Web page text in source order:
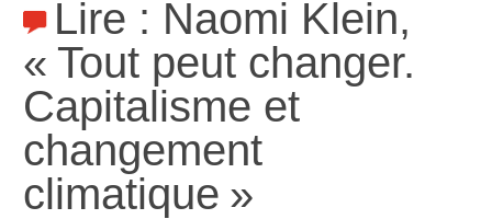
Lire : Naomi Klein,
« Tout peut changer.
Capitalisme et
changement
climatique »